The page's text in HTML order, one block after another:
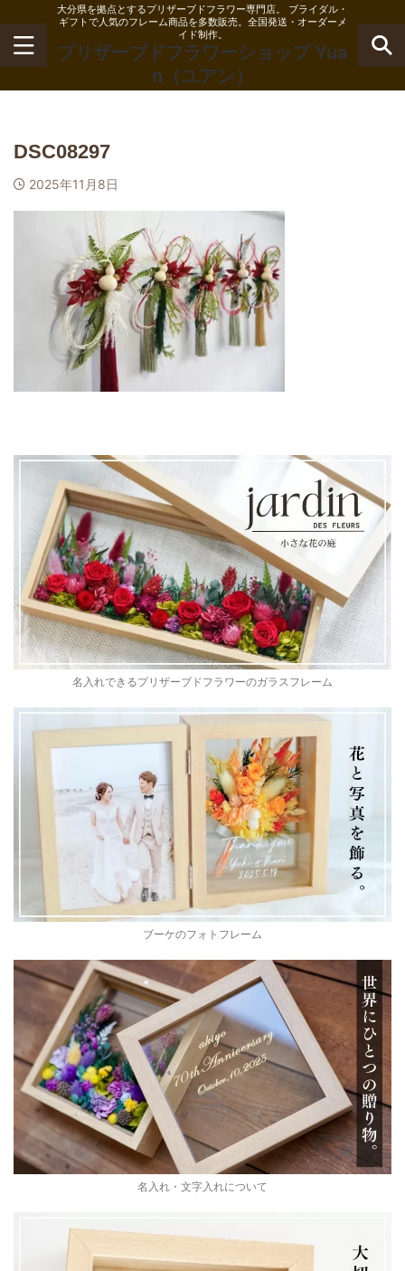
大分県を拠点とするプリザーブドフラワー専門店。 ブライダル・
ギフトで人気のフレーム商品を多数販売。全国発送・オーダーメ
イド制作。
プリザーブドフラワーショップ Yua
n（ユアン）
DSC08297
2025年11月8日
名入れできるプリザーブドフラワーのガラスフレーム
ブーケのフォトフレーム
名入れ・文字入れについて